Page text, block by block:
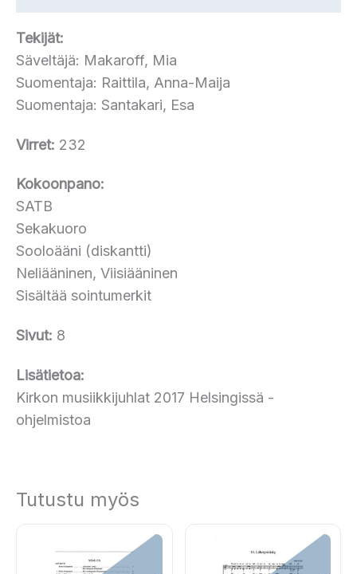
Tekijät:
Säveltäjä: Makaroff, Mia
Suomentaja: Raittila, Anna-Maija
Suomentaja: Santakari, Esa
Virret: 232
Kokoonpano:
SATB
Sekakuoro
Sooloääni (diskantti)
Neliääninen, Viisiääninen
Sisältää sointumerkit
Sivut: 8
Lisätietoa:
Kirkon musiikkijuhlat 2017 Helsingissä -
ohjelmistoa
Tutustu myös